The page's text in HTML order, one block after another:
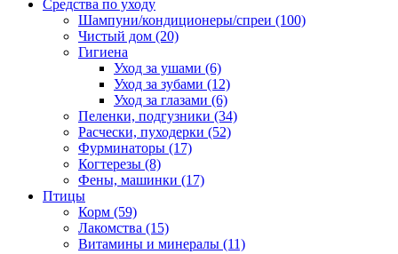
Средства по уходу
Шампуни/кондиционеры/спреи (100)
Чистый дом (20)
Гигиена
Уход за ушами (6)
Уход за зубами (12)
Уход за глазами (6)
Пеленки, подгузники (34)
Расчески, пуходерки (52)
Фурминаторы (17)
Когтерезы (8)
Фены, машинки (17)
Птицы
Корм (59)
Лакомства (15)
Витамины и минералы (11)